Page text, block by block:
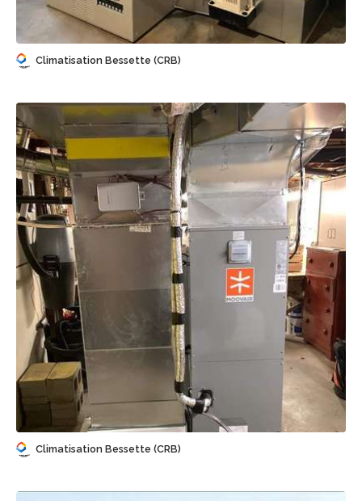
Climatisation Bessette (CRB)
Sauvegarder
Climatisation Bessette (CRB)